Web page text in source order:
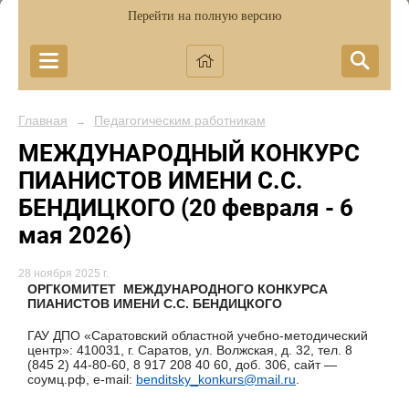
Перейти на полную версию
Главная → Педагогическим работникам
МЕЖДУНАРОДНЫЙ КОНКУРС
ПИАНИСТОВ ИМЕНИ С.С.
БЕНДИЦКОГО (20 февраля - 6
мая 2026)
28 ноября 2025 г.
ОРГКОМИТЕТ МЕЖДУНАРОДНОГО КОНКУРСА
ПИАНИСТОВ ИМЕНИ С.С. БЕНДИЦКОГО
ГАУ ДПО «Саратовский областной учебно-методический
центр»: 410031, г. Саратов, ул. Волжская, д. 32, тел. 8
(845 2) 44-80-60, 8 917 208 40 60, доб. 306, сайт —
соумц.рф, e-mail: benditsky_konkurs@mail.ru